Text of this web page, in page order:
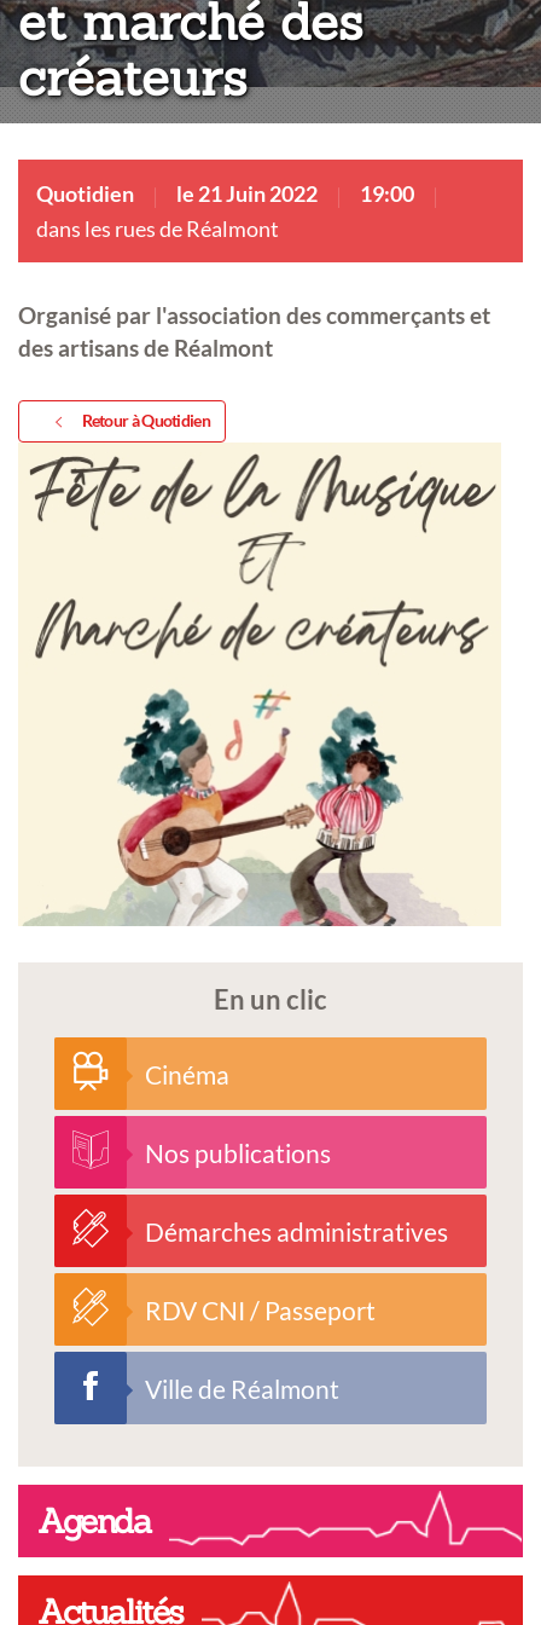
et marché des
créateurs
Quotidien le 21 Juin 2022
19:00
dans les rues de Réalmont
Organisé par l'association des commerçants et
des artisans de Réalmont
Retour à Quotidien
En un clic
Cinéma
Nos publications
Démarches administratives
RDV CNI / Passeport
Ville de Réalmont
Agenda
Actualités